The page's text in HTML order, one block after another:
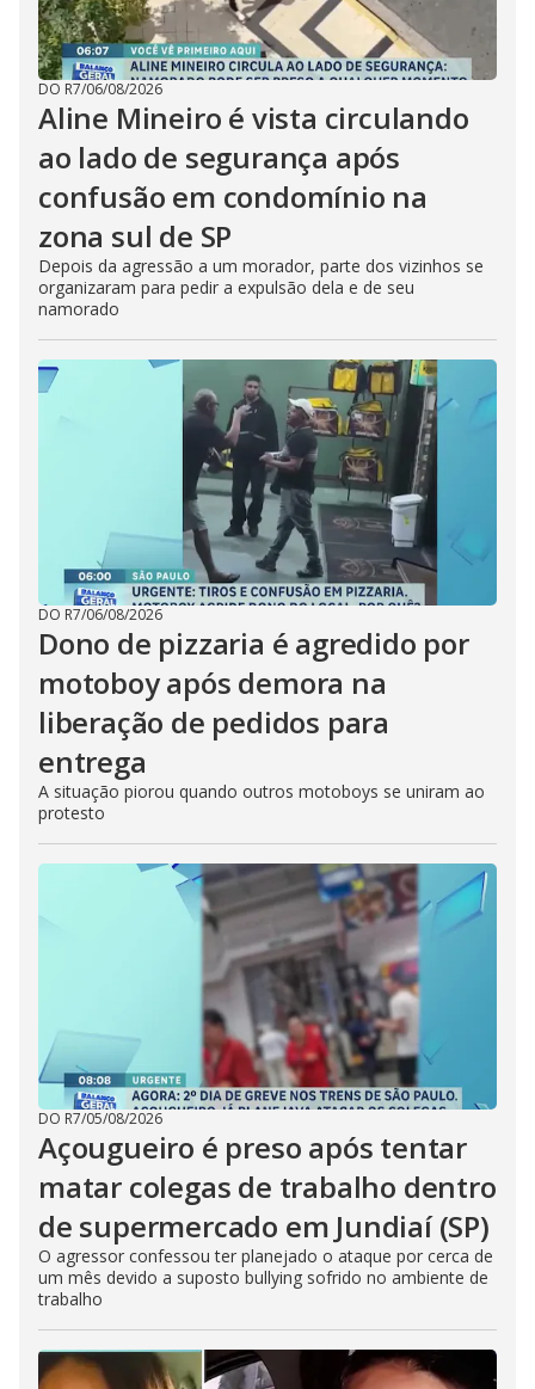
DO R7/06/08/2026
Aline Mineiro é vista circulando
ao lado de segurança após
confusão em condomínio na
zona sul de SP
Depois da agressão a um morador, parte dos vizinhos se
organizaram para pedir a expulsão dela e de seu
namorado
DO R7/06/08/2026
Dono de pizzaria é agredido por
motoboy após demora na
liberação de pedidos para
entrega
A situação piorou quando outros motoboys se uniram ao
protesto
DO R7/05/08/2026
Açougueiro é preso após tentar
matar colegas de trabalho dentro
de supermercado em Jundiaí (SP)
O agressor confessou ter planejado o ataque por cerca de
um mês devido a suposto bullying sofrido no ambiente de
trabalho